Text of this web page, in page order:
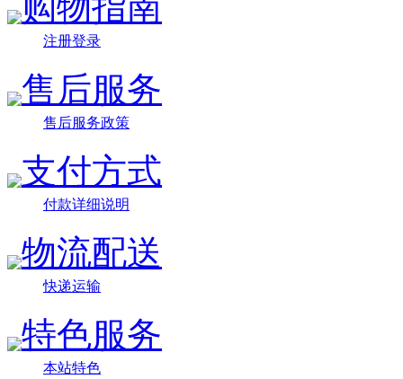
购物指南
注册登录
售后服务
售后服务政策
支付方式
付款详细说明
物流配送
快递运输
特色服务
本站特色